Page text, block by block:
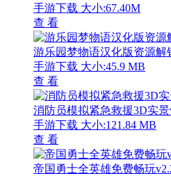
手游下载 大小:67.40M
查 看
游乐园梦物语汉化版资源解
手游下载 大小:45.9 MB
查 看
消防员模拟紧急救援3D实景
手游下载 大小:121.84 MB
查 看
帝国勇士全英雄免费畅玩